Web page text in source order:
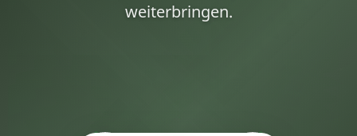
weiterbringen.